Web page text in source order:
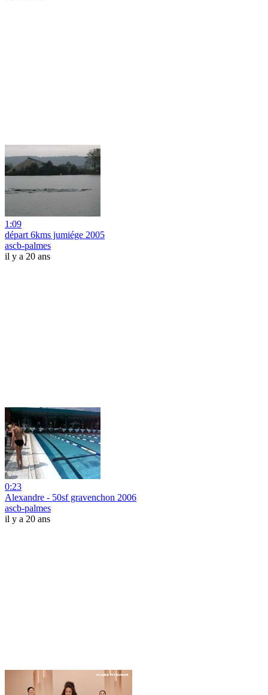
1:09
départ 6kms jumiége 2005
ascb-palmes
il y a 20 ans
0:23
Alexandre - 50sf gravenchon 2006
ascb-palmes
il y a 20 ans